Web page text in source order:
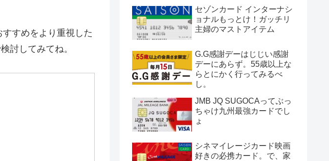
すめをより重視した
討してみてね。
セゾンカード インターナシ
ョナルもっとけ！ガッチリ
主婦のマストアイテム
G.G感謝デーはじじい感謝
デーにあらず。55歳以上な
らとにかく行ってみるべ
し。
JMB JQ SUGOCAってぶっ
ちゃけ九州最強カードでし
ょ
シネマイレージカード映画
好きの必携カード。で、家